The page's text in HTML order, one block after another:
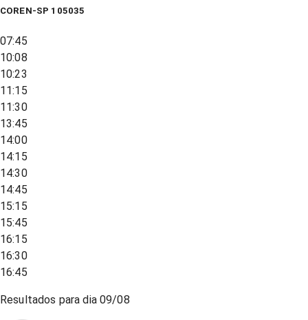
COREN-SP 105035
07:45
10:08
10:23
11:15
11:30
13:45
14:00
14:15
14:30
14:45
15:15
15:45
16:15
16:30
16:45
Resultados para dia09/08